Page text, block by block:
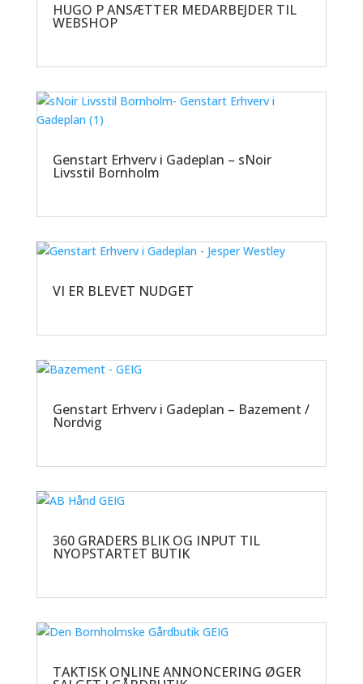
HUGO P ANSÆTTER MEDARBEJDER TIL
WEBSHOP
Genstart Erhverv i Gadeplan – sNoir
Livsstil Bornholm
VI ER BLEVET NUDGET
Genstart Erhverv i Gadeplan – Bazement /
Nordvig
360 GRADERS BLIK OG INPUT TIL
NYOPSTARTET BUTIK
TAKTISK ONLINE ANNONCERING ØGER